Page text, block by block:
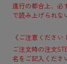
進行の都合上、必
で読み上げられな
《ご注意くださ
ご注文時の注文
名をご記入くださ